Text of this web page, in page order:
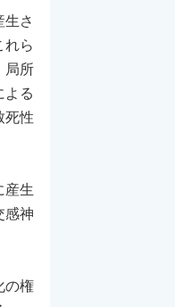
さ
れら
局所
よる
死性
産生
感神
の権